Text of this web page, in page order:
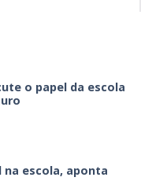
o papel da escola
escola, aponta